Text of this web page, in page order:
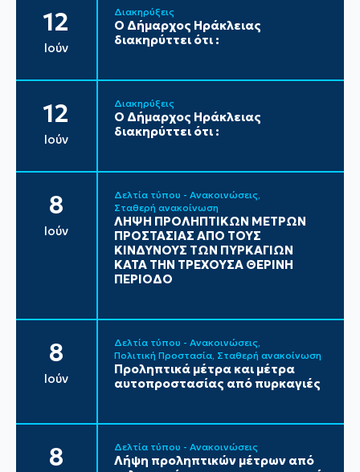
12
Ιούν
Διακηρύξεις
Ο Δήμαρχος Ηράκλειας
διακηρύττει ότι :
12
Ιούν
Διακηρύξεις
Ο Δήμαρχος Ηράκλειας
διακηρύττει ότι :
8
Ιούν
Δελτία τύπου - Ανακοινώσεις
Σταθερή ανακοίνωση
ΛΗΨΗ ΠΡΟΛΗΠΤΙΚΩΝ ΜΕΤΡΩΝ
ΠΡΟΣΤΑΣΙΑΣ ΑΠΟ ΤΟΥΣ
ΚΙΝΔΥΝΟΥΣ ΤΩΝ ΠΥΡΚΑΓΙΩΝ
ΚΑΤΑ ΤΗΝ ΤΡΕΧΟΥΣΑ ΘΕΡΙΝΗ
ΠΕΡΙΟΔΟ
8
Ιούν
Δελτία τύπου - Ανακοινώσεις
Πολιτική Προστασία Σταθερή ανακοίνωση
Προληπτικά μέτρα και μέτρα
αυτοπροστασίας από πυρκαγιές
8 Δελτία τύπου - Ανακοινώσεις
Λήψη προληπτικών μέτρων από